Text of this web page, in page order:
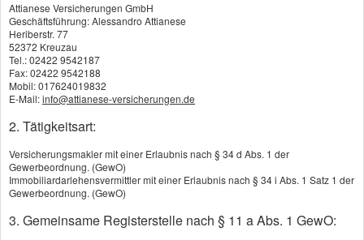
Attianese Versicherungen GmbH
Geschäftsführung: Alessandro Attianese
Heriberstr. 77
52372 Kreuzau
Tel.: 02422 9542187
Fax: 02422 9542188
Mobil: 017624019832
E-Mail:info@attianese-versicherungen.de
2. Tätigkeitsart:
Versicherungsmakler mit einer Erlaubnis nach § 34 d Abs. 1 der
Gewerbeordnung. (GewO)
Immobiliardarlehensvermittler mit einer Erlaubnis nach § 34 i Abs. 1 Satz 1 der
Gewerbeordnung. (GewO)
3. Gemeinsame Registerstelle nach § 11 a Abs. 1 GewO: